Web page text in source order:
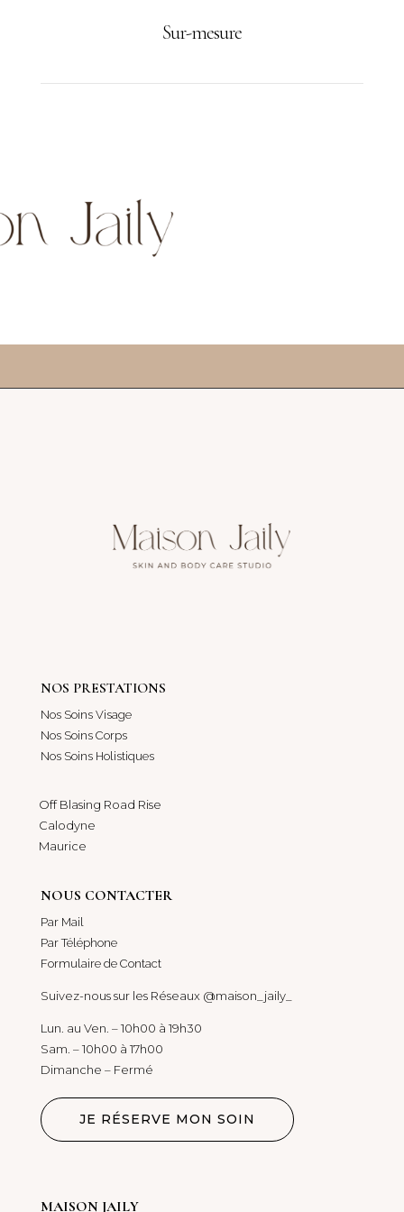
Sur-mesure
NOS PRESTATIONS
Nos Soins Visage
Nos Soins Corps
Nos Soins Holistiques
Off Blasing Road Rise
Calodyne
Maurice
NOUS CONTACTER
Par Mail
Par Téléphone
Formulaire de Contact
Suivez-nous sur les Réseaux @maison_jaily_
Lun. au Ven. – 10h00 à 19h30
Sam. – 10h00 à 17h00
Dimanche – Fermé
JE RÉSERVE MON SOIN
MAISON JAILY